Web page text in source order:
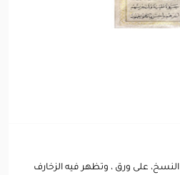
على ورق ، وتظهر فيه الزخارف